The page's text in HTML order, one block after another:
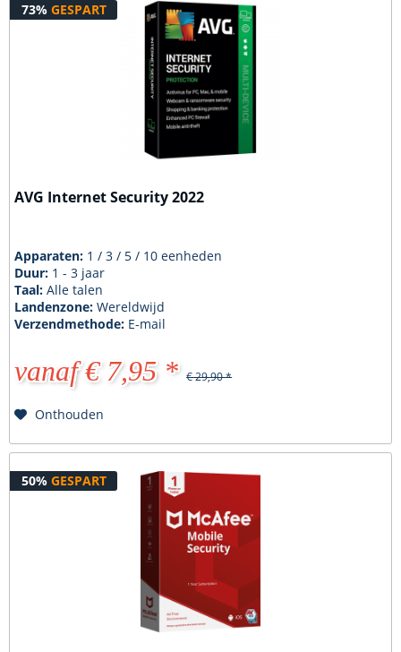
73% GESPART
AVG Internet Security 2022
Apparaten: 1 / 3 / 5 / 10 eenheden
Duur: 1 - 3 jaar
Taal:Alle talen
Landenzone:Wereldwijd
Verzendmethode: E-mail
vanaf € 7,95 * € 29,90 *
Onthouden
50% GESPART